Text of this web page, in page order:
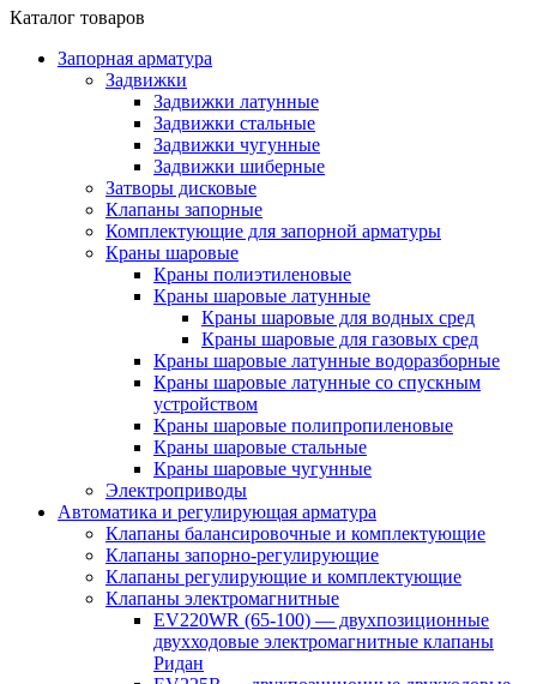
Каталог товаров
Запорная арматура
Задвижки
Задвижки латунные
Задвижки стальные
Задвижки чугунные
Задвижки шиберные
Затворы дисковые
Клапаны запорные
Комплектующие для запорной арматуры
Краны шаровые
Краны полиэтиленовые
Краны шаровые латунные
Краны шаровые для водных сред
Краны шаровые для газовых сред
Краны шаровые латунные водоразборные
Краны шаровые латунные со спускным
устройством
Краны шаровые полипропиленовые
Краны шаровые стальные
Краны шаровые чугунные
Электроприводы
Автоматика и регулирующая арматура
Клапаны балансировочные и комплектующие
Клапаны запорно-регулирующие
Клапаны регулирующие и комплектующие
Клапаны электромагнитные
EV220WR (65-100) — двухпозиционные
двухходовые электромагнитные клапаны
Ридан